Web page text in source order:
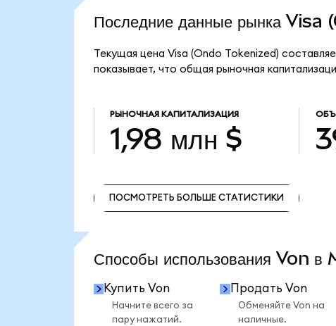
Последние данные рынка
Текущая цена Visa (Ondo Tokenized)
показывает, что общая рыночная
РЫНОЧНАЯ КАПИТАЛИЗАЦИЯ
1,98 млн $
ПОСМОТРЕТЬ БОЛЬШЕ СТАТИСТИКИ
Способы использования Von
Купить Von
Начните всего за
пару нажатий.
Продать Von
Обменяйте Von на
наличные.